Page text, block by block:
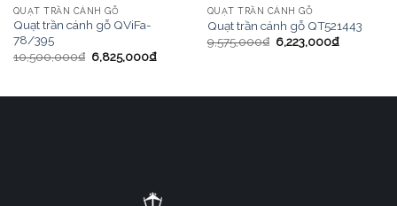
QUẠT TRẦN CÁNH GỖ
Quạt trần cánh gỗ QViFa-
78/395
10,500,000₫ 6,825,000₫
QUẠT TRẦN CÁNH GỖ
Quạt trần cánh gỗ QT521443
9,575,000₫ 6,223,000₫